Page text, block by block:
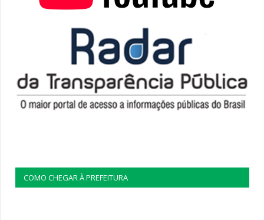
COMO CHEGAR À PREFEITURA